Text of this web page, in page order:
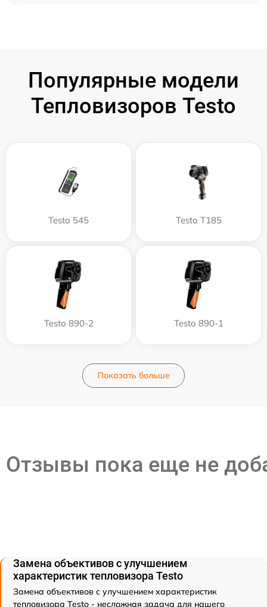
Популярные модели
Тепловизоров Testo
Testo 545 Testo T185
Testo 890-2 Testo 890-1
Показать больше
Отзывы пока еще не
Замена объективов с улучшением
характеристик тепловизора Testo
Замена объективов с улучшением характеристик
тепловизора Testo - несложная задача для нашего